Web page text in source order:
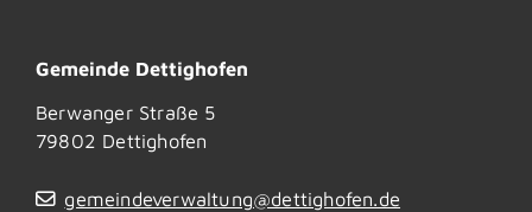
Gemeinde Dettighofen
Berwanger Straße 5
79802 Dettighofen
gemeindeverwaltung@dettighofen.de